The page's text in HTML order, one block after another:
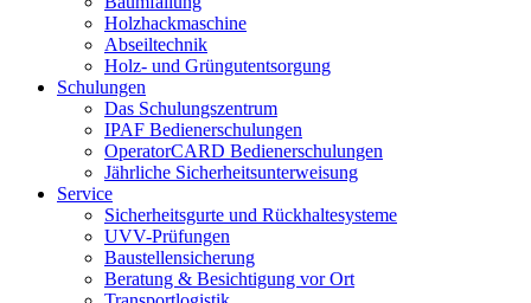
Holzhackmaschine
Abseiltechnik
Holz- und Grüngutentsorgung
Schulungen
Das Schulungszentrum
IPAF Bedienerschulungen
OperatorCARD Bedienerschulungen
Jährliche Sicherheitsunterweisung
Service
Sicherheitsgurte und Rückhaltesysteme
UVV-Prüfungen
Baustellensicherung
Beratung & Besichtigung vor Ort